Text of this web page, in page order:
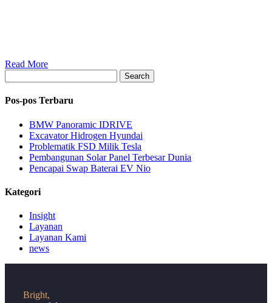
Read More
Search
Pos-pos Terbaru
BMW Panoramic IDRIVE
Excavator Hidrogen Hyundai
Problematik FSD Milik Tesla
Pembangunan Solar Panel Terbesar Dunia
Pencapai Swap Baterai EV Nio
Kategori
Insight
Layanan
Layanan Kami
news
Bright,